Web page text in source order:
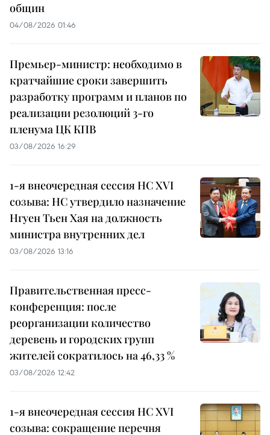
общин
04/08/2026 01:46
Премьер-министр: необходимо в
кратчайшие сроки завершить
разработку программ и планов по
реализации резолюций 3-го
пленума ЦК КПВ
03/08/2026 16:29
1-я внеочередная сессия НС XVI
созыва: НС утвердило назначение
Нгуен Тьен Хая на должность
министра внутренних дел
03/08/2026 13:16
Правительственная пресс-
конференция: после
реорганизации количество
деревень и городских групп
жителей сократилось на 46,33 %
03/08/2026 12:42
1-я внеочередная сессия НС XVI
созыва: сокращение перечня